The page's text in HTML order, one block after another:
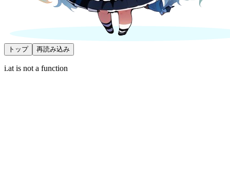
トップ 再読み込み
i.at is not a function